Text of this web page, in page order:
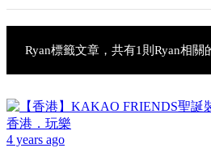
Ryan標籤文章，共有1則Ryan相關
香港．玩樂
4 years ago